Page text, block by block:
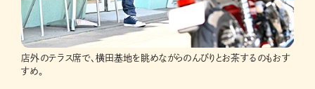
店外のテラス席で、横田基地を眺めながらのんびりとお茶するのもおす
すめ。